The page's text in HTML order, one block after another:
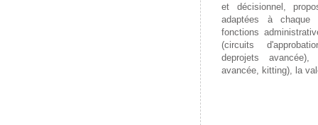
et décisionnel,
adaptées à
fonctions
(circuits
deprojets
avancée, kitting), la